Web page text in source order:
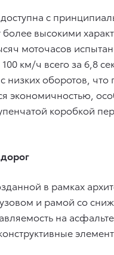
доступна с
высокими
моточасов
км/ч всего за 6,8
оборотов,
экономичностью,
коробкой
в рамках
и рамой со
на